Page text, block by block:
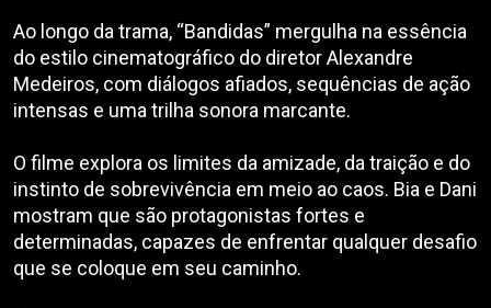
Ao longo da trama, “Bandidas” mergulha na essência
do estilo cinematográfico do diretor Alexandre
Medeiros, com diálogos afiados, sequências de ação
intensas e uma trilha sonora marcante.
O filme explora os limites da amizade, da traição e do
instinto de sobrevivência em meio ao caos. Bia e Dani
mostram que são protagonistas fortes e
determinadas, capazes de enfrentar qualquer desafio
que se coloque em seu caminho.